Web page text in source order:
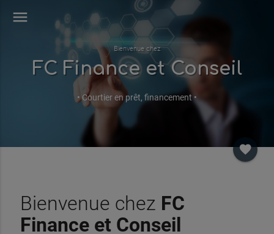
menu
Bienvenue chez
FC Finance et Conseil
• Courtier en prêt, financement •
favorite
Bienvenue chez FC
Finance et Conseil